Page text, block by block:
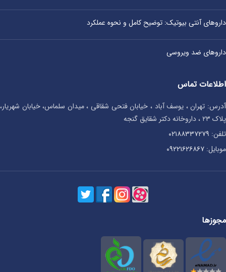
داروهای آنتی‌ بیوتیک: توضیح کامل و نحوه عملکرد
داروهای ضد ویروسی
اطلاعات تماس
آدرس: تهران ، یوسف آباد ، خیابان فتحی شقاقی ، میدان سلماس، خیابان شهریار،
پلاک ۲۳ ، داروخانه دکتر شقایق گنجه
تلفن: ۰۲۱۸۸۳۳۷۲۷۹
موبایل: ۰۹۲۲۱۶۲۶۸۶۷
مجوزها